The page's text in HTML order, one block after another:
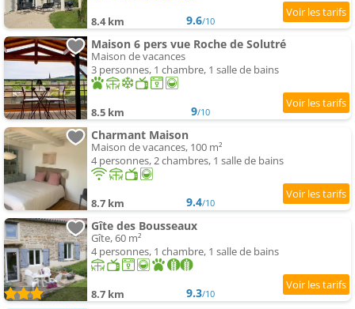
8.4 km 9.6/10
Maison 6 pers vue Roche de Solutré
Maison de vacances
3 personnes, 1 chambre, 1 salle de bains
8.5 km 9/10
Charmant Maison
Maison de vacances, 100 m²
4 personnes, 2 chambres, 1 salle de bains
8.7 km 9.4/10
Gîte des Bousseaux
Gîte, 60 m²
4 personnes, 1 chambre, 1 salle de bains
8.7 km 9.3/10